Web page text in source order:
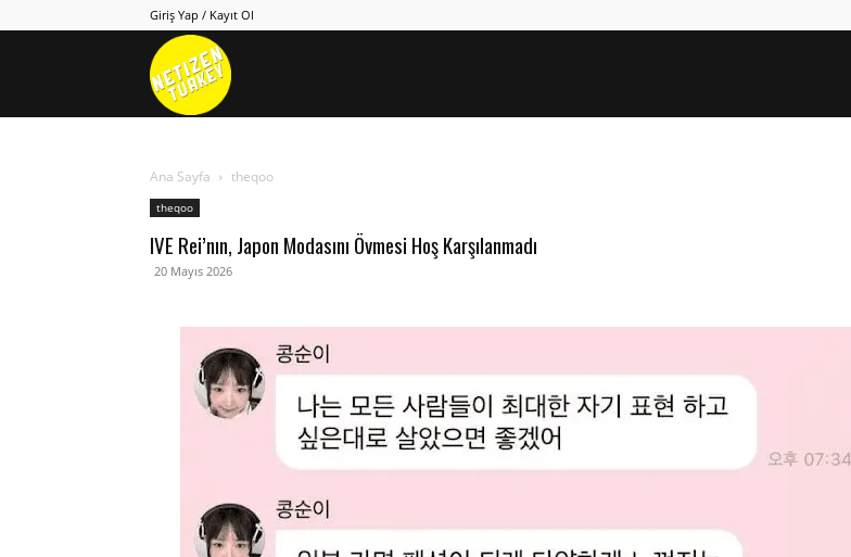
Giriş Yap / Kayıt Ol
Netizen
Ana Sayfa theqoo
theqoo
IVE Rei’nın, Japon Modasını Övmesi Hoş Karşılanmadı
20 Mayıs 2026